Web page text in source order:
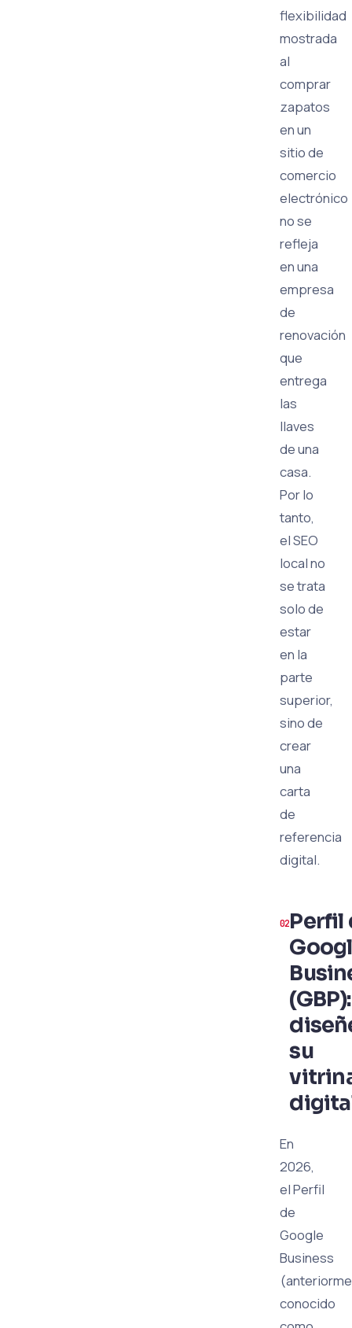
flexibilidad
mostrada
al
comprar
zapatos
en un
sitio de
comercio
electrónico
no se
refleja
en una
empresa
de
renovación
que
entrega
las
llaves
de una
casa.
Por lo
tanto,
el SEO
local no
se trata
solo de
estar
en la
parte
superior,
sino de
crear
una
carta
de
referencia
digital.
Perfil
(GBP):
su
En
2026,
el Perfil
de
Google
Business
conocido